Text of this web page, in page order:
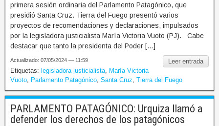
primera sesión ordinaria del Parlamento Patagónico, que
presidió Santa Cruz. Tierra del Fuego presentó varios
proyectos de recomendaciones y declaraciones, impulsados
por la legisladora justicialista María Victoria Vuoto (PJ). Cabe
destacar que tanto la presidenta del Poder […]
Leer entrada
Actualizado: 07/05/2024 — 11:59
Etiquetas: legisladora justicialista
María Victoria
Vuoto
Parlamento Patagónico Santa Cruz Tierra del Fuego
PARLAMENTO PATAGÓNICO: Urquiza llamó a
defender los derechos de los patagónicos